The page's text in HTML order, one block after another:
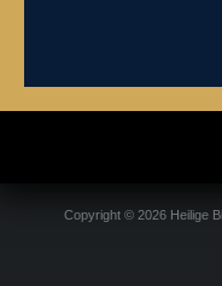
Copyright © 2026 Heilige